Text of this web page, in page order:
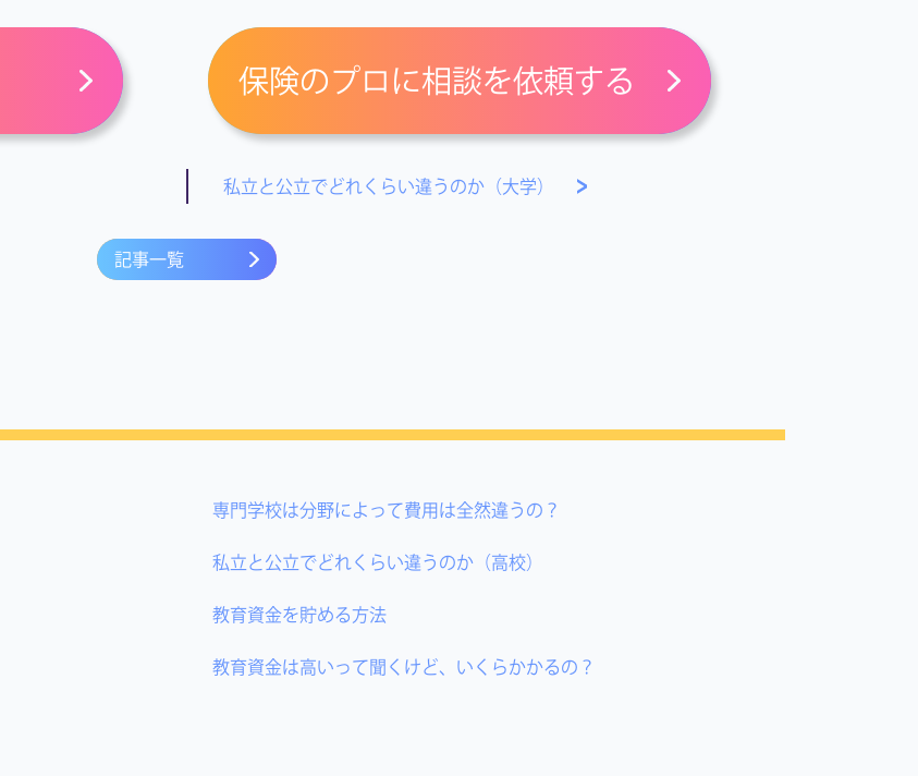
保険のプロに相談を依頼する
私立と公立でどれくらい違うのか（大学）
記事一覧
専門学校は分野によって費用は全然違うの？
私立と公立でどれくらい違うのか（高校）
教育資金を貯める方法
教育資金は高いって聞くけど、いくらかかるの？